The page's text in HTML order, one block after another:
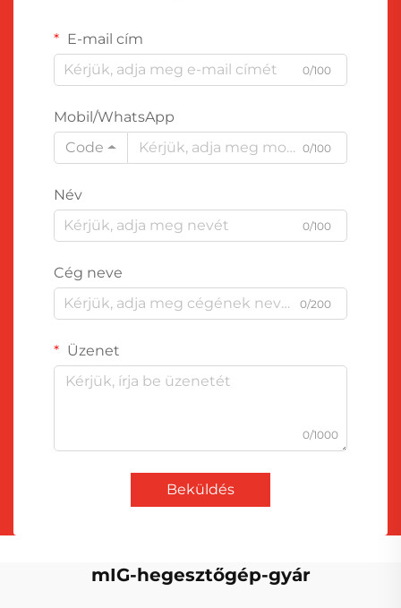
E-mail cím
0/100
Mobil/WhatsApp
Code
0/100
Név
0/100
Cég neve
0/200
Üzenet
0/1000
Beküldés
mIG-hegesztőgép-gyár